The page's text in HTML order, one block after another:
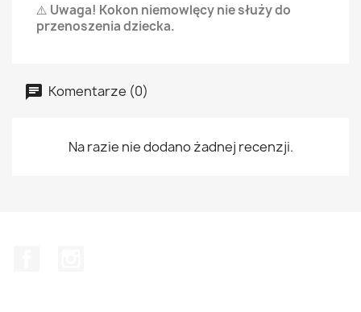
⚠️ Uwaga! Kokon niemowlęcy nie służy do
przenoszenia dziecka.
Komentarze (0)
Na razie nie dodano żadnej recenzji.